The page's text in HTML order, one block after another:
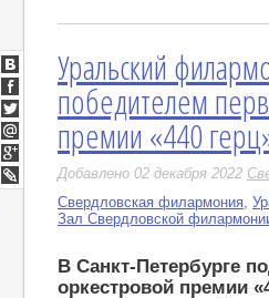
Уральский
победителем
премии «440
Добавлено 02 декабря 2022
Свердловская филармония,
Зал Свердловской
В Санкт-Петербурге
оркестровой премии
ВКонтакте
Facebook
Twitter
Мой
Мир
Google+
LiveJournal